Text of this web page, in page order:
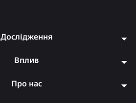
Дослідження
Вплив
Про нас